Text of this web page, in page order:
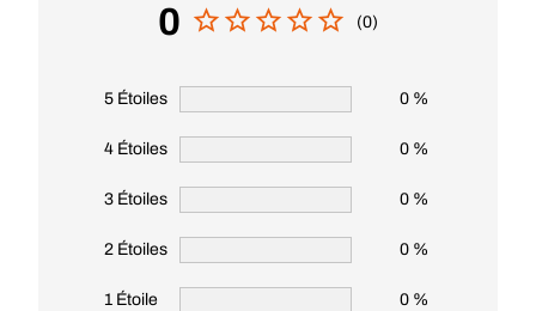
0 (0)
5 Étoiles 0 %
4 Étoiles 0 %
3 Étoiles 0 %
2 Étoiles 0 %
1 Étoile 0 %